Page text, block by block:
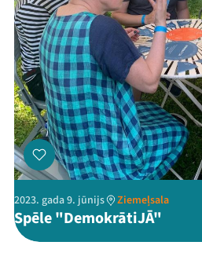
2023. gada 9. jūnijs Ziemeļsala
Spēle "DemokrātiJĀ"